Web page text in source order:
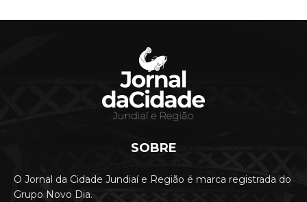
SOBRE
O Jornal da Cidade Jundiaí e Região é marca registrada do
Grupo Novo Dia.